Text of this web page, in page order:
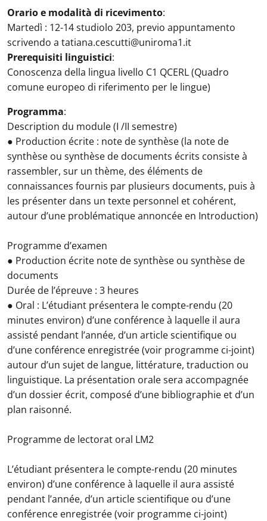
Orario e modalità di ricevimento:
Martedì : 12-14 studiolo 203, previo appuntamento
scrivendo a tatiana.cescutti@uniroma1.it
Prerequisiti linguistici:
Conoscenza della lingua livello C1 QCERL (Quadro
comune europeo di riferimento per le lingue)
Programma:
Description du module (I /II semestre)
● Production écrite : note de synthèse (la note de
synthèse ou synthèse de documents écrits consiste à
rassembler, sur un thème, des éléments de
connaissances fournis par plusieurs documents, puis à
les présenter dans un texte personnel et cohérent,
autour d’une problématique annoncée en Introduction)
Programme d’examen
● Production écrite note de synthèse ou synthèse de
documents
Durée de l’épreuve : 3 heures
● Oral : L’étudiant présentera le compte-rendu (20
minutes environ) d’une conférence à laquelle il aura
assisté pendant l’année, d’un article scientifique ou
d’une conférence enregistrée (voir programme ci-joint)
autour d’un sujet de langue, littérature, traduction ou
linguistique. La présentation orale sera accompagnée
d’un dossier écrit, composé d’une bibliographie et d’un
plan raisonné.
Programme de lectorat oral LM2
L’étudiant présentera le compte-rendu (20 minutes
environ) d’une conférence à laquelle il aura assisté
pendant l’année, d’un article scientifique ou d’une
conférence enregistrée (voir programme ci-joint)